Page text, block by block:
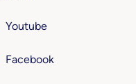
Youtube
Facebook